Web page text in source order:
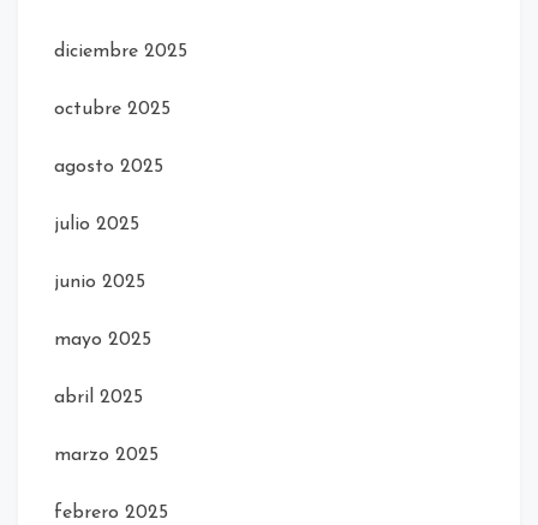
diciembre 2025
octubre 2025
agosto 2025
julio 2025
junio 2025
mayo 2025
abril 2025
marzo 2025
febrero 2025